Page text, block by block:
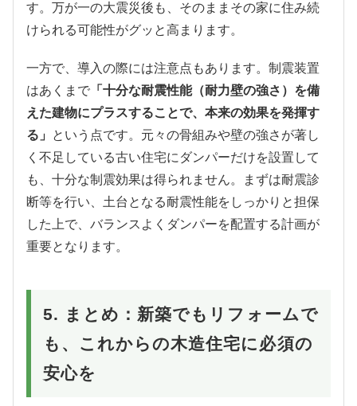
す。万が一の大震災後も、そのままその家に住み続
けられる可能性がグッと高まります。
一方で、導入の際には注意点もあります。制震装置
はあくまで 「十分な耐震性能（耐力壁の強さ）を備
えた建物にプラスすることで、本来の効果を発揮す
る」
という点です。元々の骨組みや壁の強さが著し
く不足している古い住宅にダンパーだけを設置して
も、十分な制震効果は得られません。まずは耐震診
断等を行い、土台となる耐震性能をしっかりと担保
した上で、バランスよくダンパーを配置する計画が
重要となります。
5. まとめ：新築でもリフォームで
も、これからの木造住宅に必須の
安心を